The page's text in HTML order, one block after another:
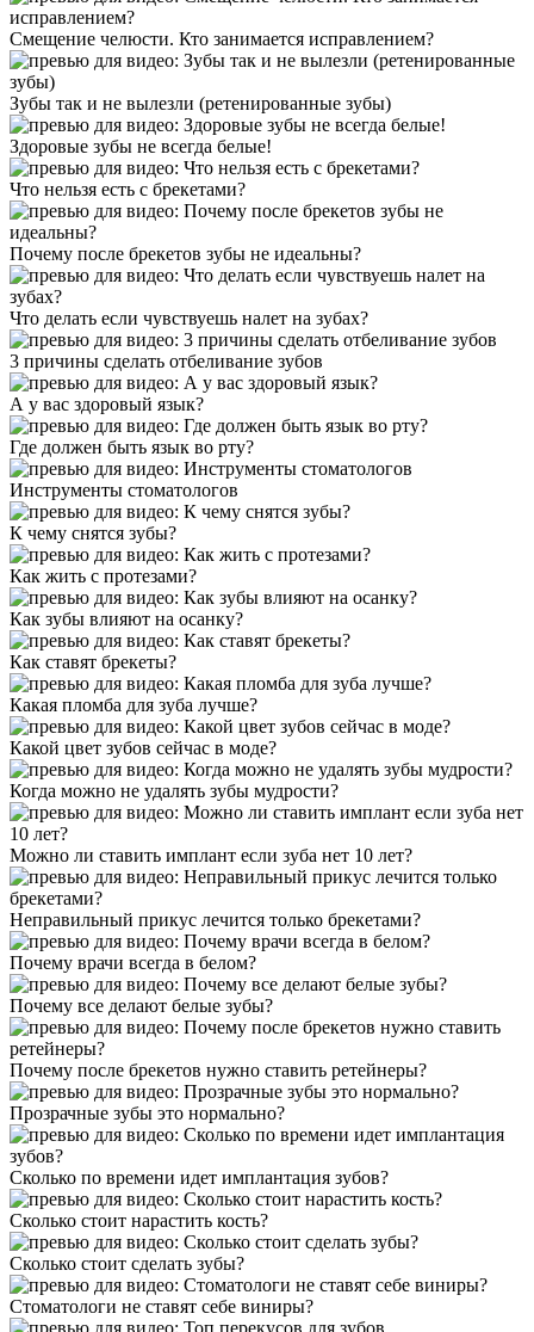
Смещение челюсти. Кто занимается исправлением?
Зубы так и не вылезли (ретенированные зубы)
Здоровые зубы не всегда белые!
Что нельзя есть с брекетами?
Почему после брекетов зубы не идеальны?
Что делать если чувствуешь налет на зубах?
3 причины сделать отбеливание зубов
А у вас здоровый язык?
Где должен быть язык во рту?
Инструменты стоматологов
К чему снятся зубы?
Как жить с протезами?
Как зубы влияют на осанку?
Как ставят брекеты?
Какая пломба для зуба лучше?
Какой цвет зубов сейчас в моде?
Когда можно не удалять зубы мудрости?
Можно ли ставить имплант если зуба нет 10 лет?
Неправильный прикус лечится только брекетами?
Почему врачи всегда в белом?
Почему все делают белые зубы?
Почему после брекетов нужно ставить ретейнеры?
Прозрачные зубы это нормально?
Сколько по времени идет имплантация зубов?
Сколько стоит нарастить кость?
Сколько стоит сделать зубы?
Стоматологи не ставят себе виниры?